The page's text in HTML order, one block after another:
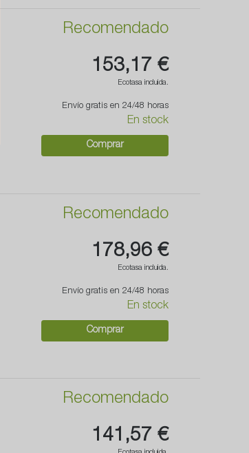
Recomendado
153,17 €
Ecotasa incluida.
Envío gratis en 24/48 horas
En stock
Comprar
Recomendado
178,96 €
Ecotasa incluida.
Envío gratis en 24/48 horas
En stock
Comprar
Recomendado
141,57 €